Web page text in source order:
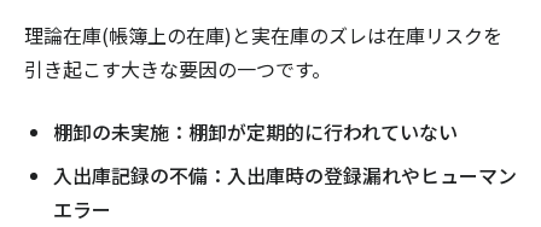
理論在庫(帳簿上の在庫)と実在庫のズレは在庫リスクを
引き起こす大きな要因の一つです。
棚卸の未実施：棚卸が定期的に行われていない
入出庫記録の不備：入出庫時の登録漏れやヒューマン
エラー